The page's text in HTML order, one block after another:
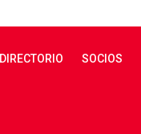
DIRECTORIO SOCIOS